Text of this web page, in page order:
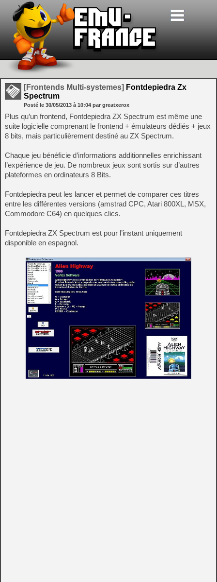
[Frontends Multi-systemes] Fontdepiedra Zx
Spectrum
Posté le 30/05/2013 à 10:04 par greatxerox
Plus qu’un frontend, Fontdepiedra ZX Spectrum est même une
suite logicielle comprenant le frontend + émulateurs dédiés + jeux
8 bits, mais particulièrement destiné au ZX Spectrum.
Chaque jeu bénéficie d’informations additionnelles enrichissant
l’expérience de jeu. De nombreux jeux sont sortis sur d’autres
plateformes en ordinateurs 8 Bits.
Fontdepiedra peut les lancer et permet de comparer ces titres
entre les différentes versions (amstrad CPC, Atari 800XL, MSX,
Commodore C64) en quelques clics.
Fontdepiedra ZX Spectrum est pour l’instant uniquement
disponible en espagnol.